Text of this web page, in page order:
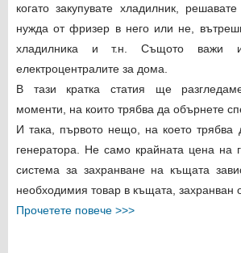
когато закупувате хладилник,
нужда от фризер в него или не,
хладилника и т.н. Същото важи
електроцентралите за дома.
В тази кратка статия ще
моменти, на които трябва да обърнете
И така, първото нещо, на което
генератора. Не само крайната цена на
система за захранване на къщата
необходимия товар в къщата, захранван
Прочетете повече >>>